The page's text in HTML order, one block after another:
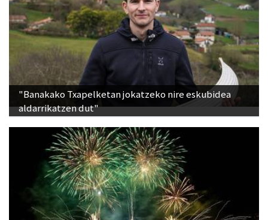
"Banakako Txapelketan jokatzeko nire eskubidea
aldarrikatzen dut"